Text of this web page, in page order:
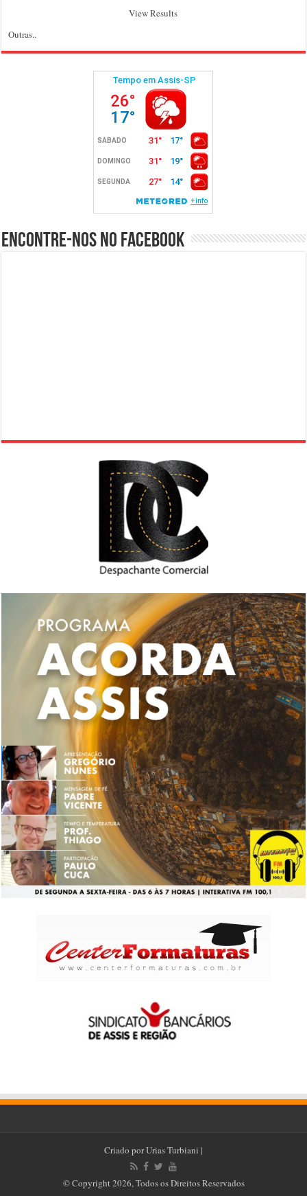
View Results
Outras..
Encontre-nos no Facebook
Criado porUrias Turbiani |
© Copyright 2026, Todos os Direitos Reservados